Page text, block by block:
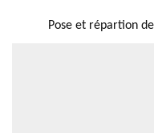
Pose et répartion